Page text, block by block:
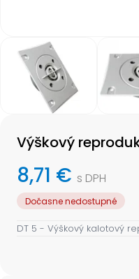
Výškový
8,71 € s DPH
Dočasne nedostupné
DT 5 - Výškový kalotový